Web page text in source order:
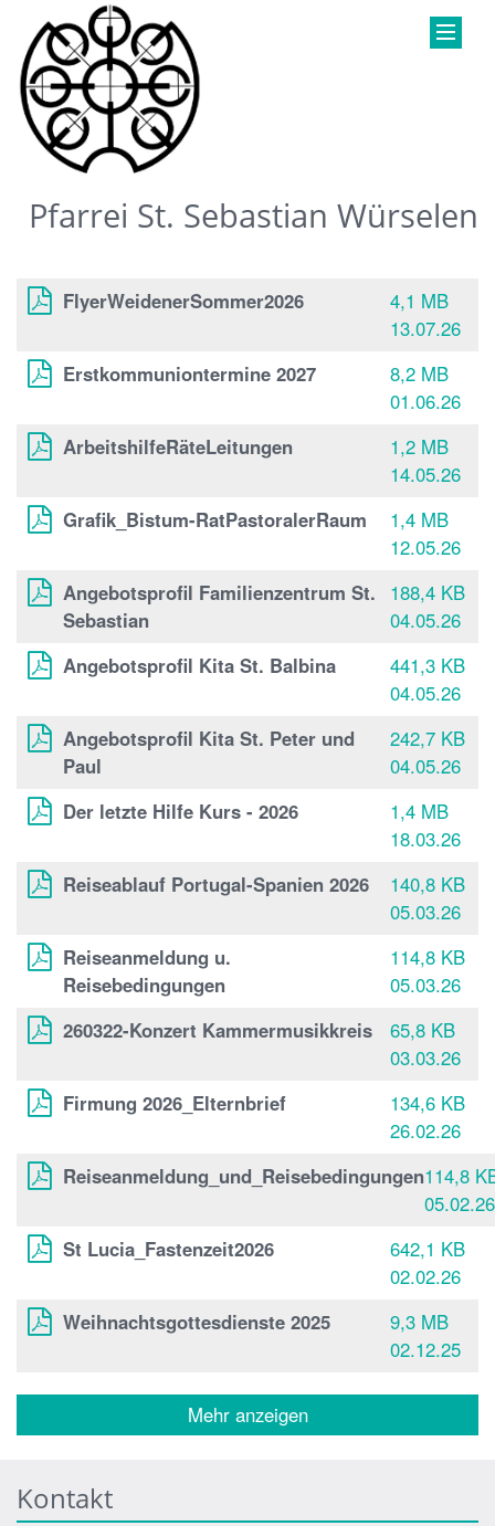
Pfarrei St. Sebastian Würselen
FlyerWeidenerSommer2026
4,1 MB
13.07.26
Erstkommuniontermine 2027
8,2 MB
01.06.26
ArbeitshilfeRäteLeitungen
1,2 MB
14.05.26
Grafik_Bistum-RatPastoralerRaum
1,4 MB
12.05.26
Angebotsprofil Familienzentrum St.
Sebastian
188,4 KB
04.05.26
Angebotsprofil Kita St. Balbina
441,3 KB
04.05.26
Angebotsprofil Kita St. Peter und
Paul
242,7 KB
04.05.26
Der letzte Hilfe Kurs - 2026
1,4 MB
18.03.26
Reiseablauf Portugal-Spanien 2026
140,8 KB
05.03.26
Reiseanmeldung u.
Reisebedingungen
114,8 KB
05.03.26
260322-Konzert Kammermusikkreis
65,8 KB
03.03.26
Firmung 2026_Elternbrief
134,6 KB
26.02.26
Reiseanmeldung_und_Reisebedingungen114,8
05.02.26
St Lucia_Fastenzeit2026
642,1 KB
02.02.26
Weihnachtsgottesdienste 2025
9,3 MB
02.12.25
Mehr anzeigen
Kontakt